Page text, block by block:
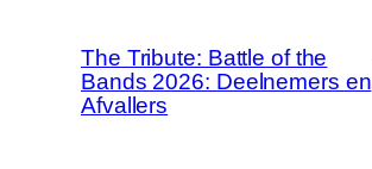
The Tribute: Battle of the
Bands 2026: Deelnemers en
Afvallers